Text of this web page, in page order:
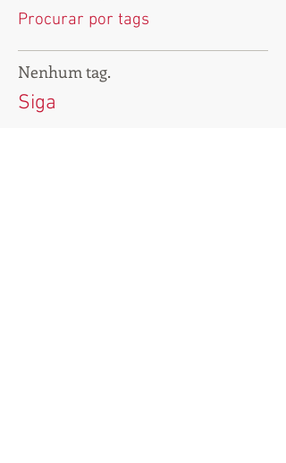
Procurar por tags
Nenhum tag.
Siga